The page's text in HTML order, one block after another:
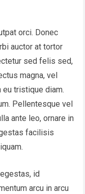
orci. Donec
auctor at tortor
sed felis sed,
magna, vel
eu tristique diam.
Pellentesque vel
ante leo, ornare in
facilisis
id
arcu in arcu